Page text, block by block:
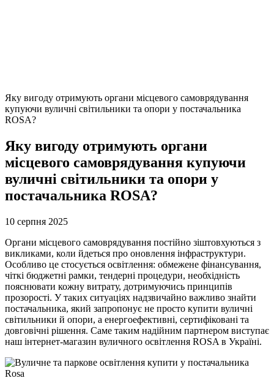
Яку вигоду отримують органи місцевого самоврядування
купуючи вуличні світильники та опори у постачальника
ROSA?
Яку вигоду отримують органи
місцевого самоврядування купуючи
вуличні світильники та опори у
постачальника ROSA?
10 серпня 2025
Органи місцевого самоврядування постійно зіштовхуються з
викликами, коли йдеться про оновлення інфраструктури.
Особливо це стосується освітлення: обмежене фінансування,
чіткі бюджетні рамки, тендерні процедури, необхідність
пояснювати кожну витрату, дотримуючись принципів
прозорості. У таких ситуаціях надзвичайно важливо знайти
постачальника, який запропонує не просто купити вуличні
світильники й опори, а енергоефективні, сертифіковані та
довговічні рішення. Саме таким надійним партнером виступає
наш інтернет-магазин вуличного освітлення ROSA в Україні.